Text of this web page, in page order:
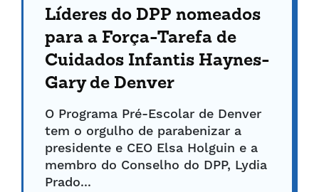
Líderes do DPP nomeados
para a Força-Tarefa de
Cuidados Infantis Haynes-
Gary de Denver
O Programa Pré-Escolar de Denver
tem o orgulho de parabenizar a
presidente e CEO Elsa Holguin e a
membro do Conselho do DPP, Lydia
Prado...